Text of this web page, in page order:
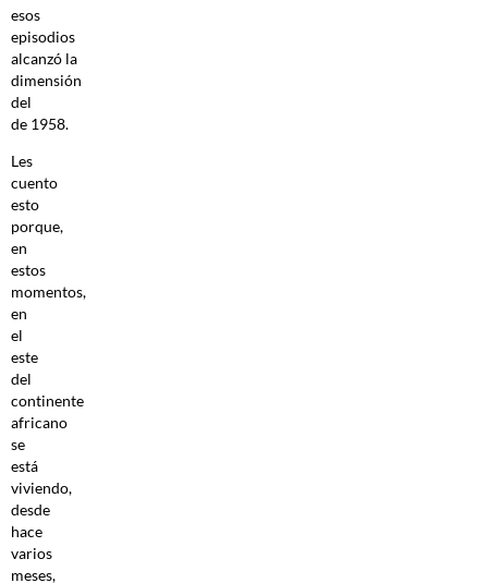
esos
episodios
alcanzó la
dimensión
del
de 1958.
Les
cuento
esto
porque,
en
estos
momentos,
en
el
este
del
continente
africano
se
está
viviendo,
desde
hace
varios
meses,